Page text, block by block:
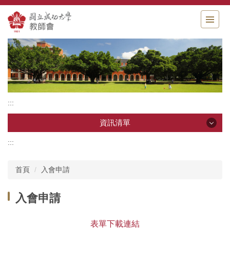
跳
到
主
要
內
容
區
:::
資訊清單
相關消息
成立宗旨
:::
首頁 入會申請
入會申請
表單下載連結